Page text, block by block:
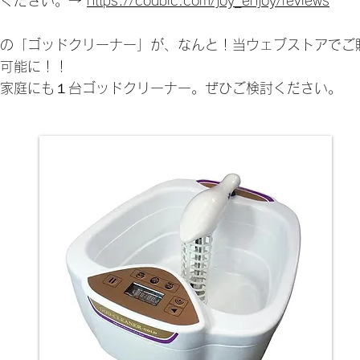
「ゴッドクリーナー」が、なんと！当ウェブストアでご
可能に！！
庭にも１台ゴッドクリーナー。ぜひご検討ください。